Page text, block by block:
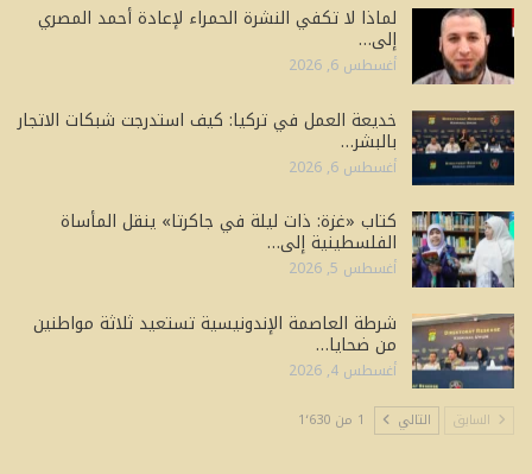
لماذا لا تكفي النشرة الحمراء لإعادة أحمد المصري
إلى…
أغسطس 6, 2026
خديعة العمل في تركيا: كيف استدرجت شبكات الاتجار
بالبشر…
أغسطس 6, 2026
كتاب «غزة: ذات ليلة في جاكرتا» ينقل المأساة
الفلسطينية إلى…
أغسطس 5, 2026
شرطة العاصمة الإندونيسية تستعيد ثلاثة مواطنين
من ضحايا…
أغسطس 4, 2026
السابق التالي 1 من 1٬630